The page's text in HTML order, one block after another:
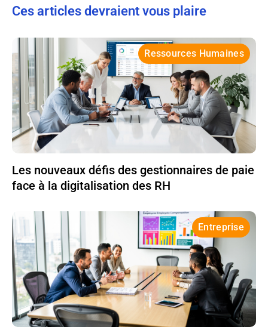
Ces articles devraient vous plaire
Ressources Humaines
Les nouveaux défis des gestionnaires de paie
face à la digitalisation des RH
Entreprise